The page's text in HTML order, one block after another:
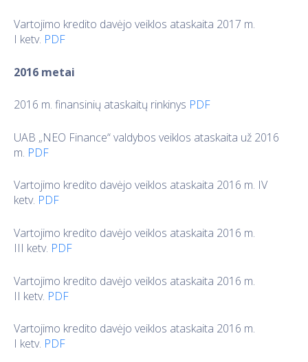
Vartojimo kredito davėjo veiklos ataskaita 2017 m.
I ketv. PDF
2016 metai
2016 m. finansinių ataskaitų rinkinys PDF
UAB „NEO Finance“ valdybos veiklos ataskaita už 2016
m. PDF
Vartojimo kredito davėjo veiklos ataskaita 2016 m. IV
ketv. PDF
Vartojimo kredito davėjo veiklos ataskaita 2016 m.
III ketv. PDF
Vartojimo kredito davėjo veiklos ataskaita 2016 m.
II ketv. PDF
Vartojimo kredito davėjo veiklos ataskaita 2016 m.
I ketv. PDF